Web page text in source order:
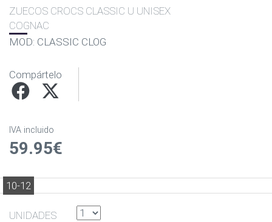
ZUECOS CROCS CLASSIC U UNISEX
COGNAC
MOD: CLASSIC CLOG
Compártelo
IVA incluido
59.95€
10-12
UNIDADES